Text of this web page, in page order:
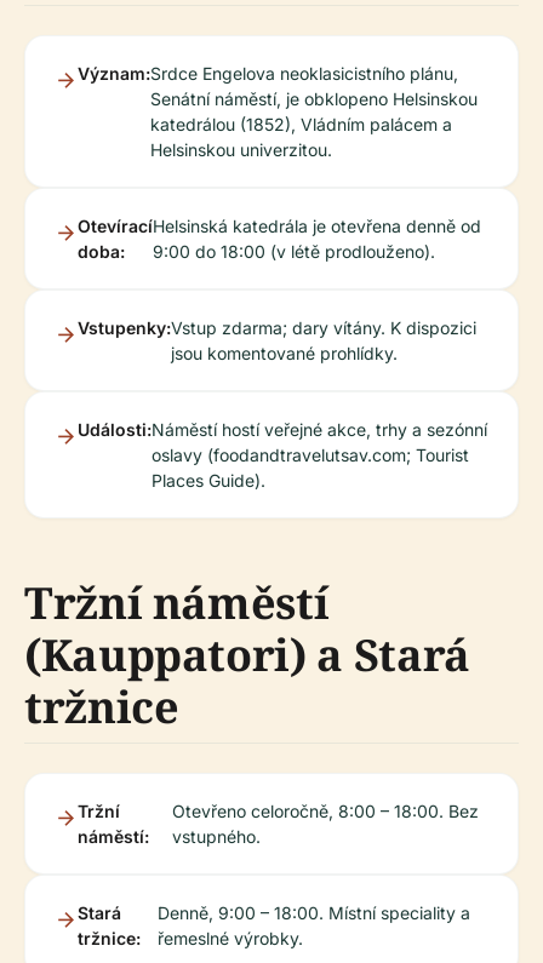
Význam:Srdce Engelova neoklasicistního plánu,
Senátní náměstí, je obklopeno Helsinskou
katedrálou (1852), Vládním palácem a
Helsinskou univerzitou.
Otevírací
doba:
Helsinská katedrála je otevřena denně od
9:00 do 18:00 (v létě prodlouženo).
Vstupenky:Vstup zdarma; dary vítány. K dispozici
jsou komentované prohlídky.
Události:Náměstí hostí veřejné akce, trhy a sezónní
oslavy (foodandtravelutsav.com; Tourist
Places Guide).
Tržní náměstí
(Kauppatori) a Stará
tržnice
Tržní
náměstí:
Otevřeno celoročně, 8:00 – 18:00. Bez
vstupného.
Stará
tržnice:
Denně, 9:00 – 18:00. Místní speciality a
řemeslné výrobky.